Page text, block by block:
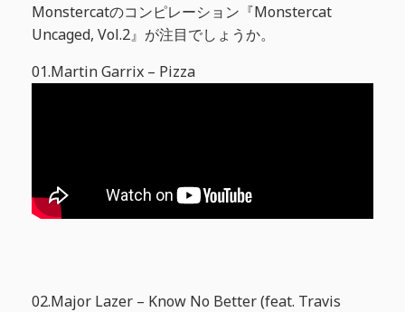
Monstercatのコンピレーション『Monstercat
Uncaged, Vol.2』が注目でしょうか。
01.Martin Garrix – Pizza
02.Major Lazer – Know No Better (feat. Travis